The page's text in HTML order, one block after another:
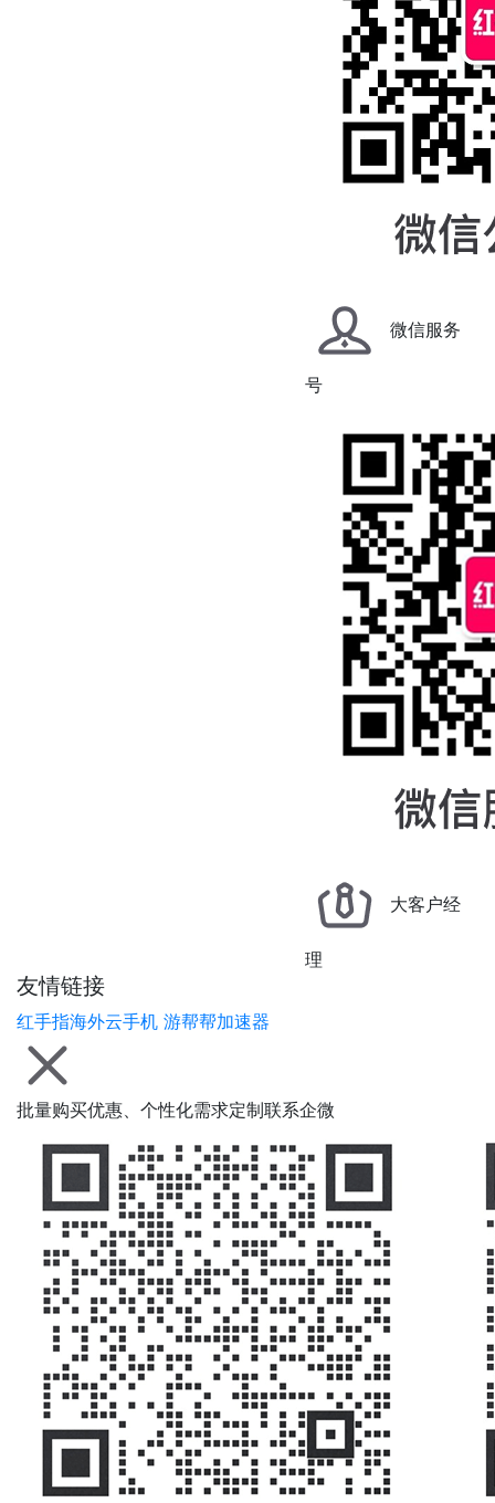
友情链接
红手指海外云手机 游帮帮加速器
微信服务
号
大客户经
理
批量购买优惠、个性化需求定制联系企微